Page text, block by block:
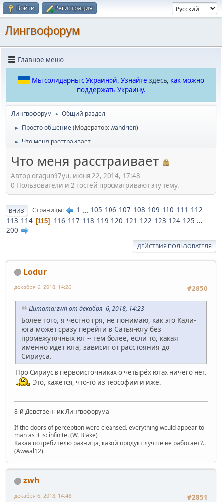
Войти Регистрация
Лингвофорум
Главное меню
Мы солидарны с Украиной. Узнайте здесь, как можно
поддержать Украину.
Лингвофорум ► Общий раздел
► Просто общение(Модератор:wandrien)
► Что меня расстраивает
Что меня расстраивает
Автор dragun97yu, июня 22, 2014, 17:48
0 Пользователи и 2 гостей просматривают эту тему.
ВНИЗ Страницы 1 ... 105 106 107 108 109 110 111 112
113 114 115 116 117 118 119 120 121 122 123 124 125 ...
200
ДЕЙСТВИЯ ПОЛЬЗОВАТЕЛЯ
Lodur
#2850
декабря 6, 2018, 14:26
Цитата: zwh от декабря 6, 2018, 14:23
Более того, я честно гря, не понимаю, как это Кали-
юга может сразу перейти в Сатья-югу без
промежуточных юг -- тем более, если то, какая
именно идет юга, зависит от расстояния до
Сириуса.
Про Сириус в первоисточниках о четырёх югах ничего нет.
Это, кажется, что-то из теософии и иже.
8-й Девственник Лингвофорума
If the doors of perception were cleansed, everything would appear to
man as it is: infinite. (W. Blake)
Какая потребителю разница, какой продукт лучше не работает?..
(Awwal12)
zwh
#2851
декабря 6, 2018, 14:48